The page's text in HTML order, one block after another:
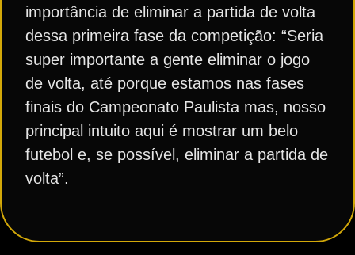
importância de eliminar a partida de volta
dessa primeira fase da competição: “Seria
super importante a gente eliminar o jogo
de volta, até porque estamos nas fases
finais do Campeonato Paulista mas, nosso
principal intuito aqui é mostrar um belo
futebol e, se possível, eliminar a partida de
volta”.